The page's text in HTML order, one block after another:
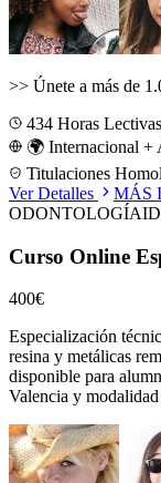
>> Únete a más de
434 Horas Lectivas
🌍 Internacional +
Titulaciones
Ver Detalles
MÁS
ODONTOLOGÍA
Curso Online
400€
Especialización
resina y metálicas
disponible para
Valencia y